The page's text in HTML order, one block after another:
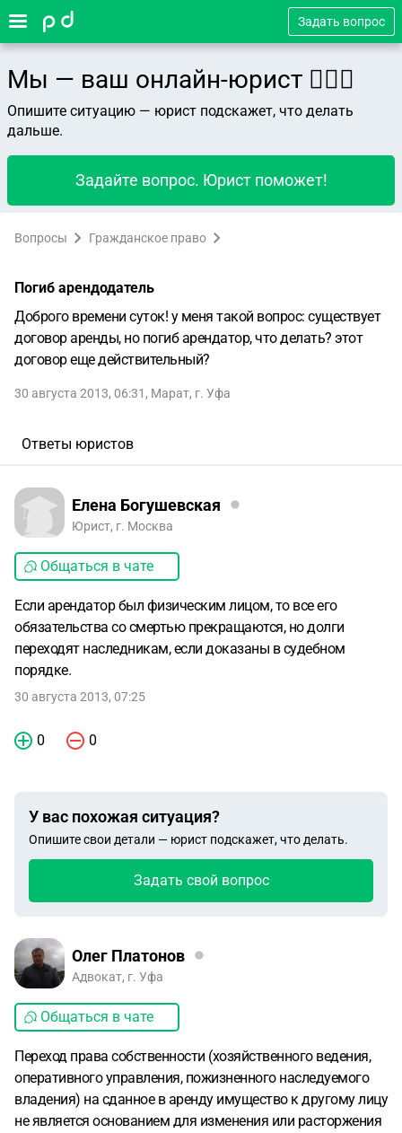
Задать вопрос
Мы — ваш онлайн-юрист 👨🏻‍⚖️
Опишите ситуацию — юрист подскажет, что делать
дальше.
Задайте вопрос. Юрист поможет!
Вопросы Гражданское право
Погиб арендодатель
Доброго времени суток! у меня такой вопрос: существует
договор аренды, но погиб арендатор, что делать? этот
договор еще действительный?
30 августа 2013, 06:31 , Марат, г. Уфа
Ответы юристов
Елена Богушевская
Юрист, г. Москва
Общаться в чате
Если арендатор был физическим лицом, то все его
обязательства со смертью прекращаются, но долги
переходят наследникам, если доказаны в судебном
порядке.
30 августа 2013, 07:25
0 0
У вас похожая ситуация?
Опишите свои детали — юрист подскажет, что делать.
Задать свой вопрос
Олег Платонов
Адвокат, г. Уфа
Общаться в чате
Переход права собственности (хозяйственного ведения,
оперативного управления, пожизненного наследуемого
владения) на сданное в аренду имущество к другому лицу
не является основанием для изменения или расторжения